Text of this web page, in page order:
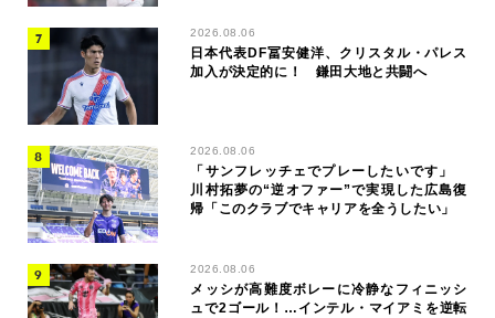
2026.08.06
日本代表DF冨安健洋、クリスタル・パレス
加入が決定的に！ 鎌田大地と共闘へ
2026.08.06
「サンフレッチェでプレーしたいです」
川村拓夢の“逆オファー”で実現した広島復
帰「このクラブでキャリアを全うしたい」
2026.08.06
メッシが高難度ボレーに冷静なフィニッシ
ュで2ゴール！…インテル・マイアミを逆転